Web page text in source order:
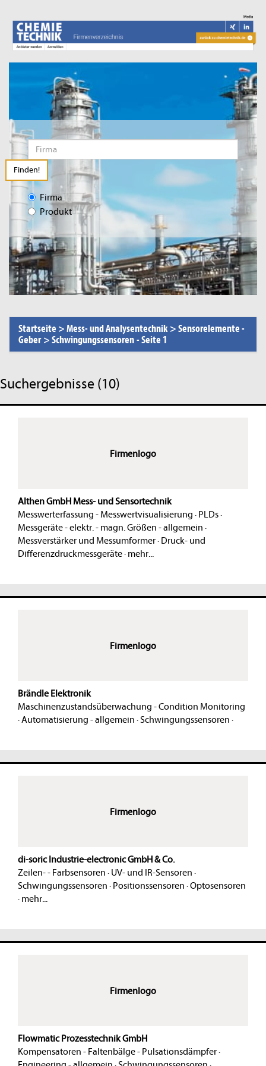
Finden!
Firma
Produkt
Startseite >Mess- und Analysentechnik >Sensorelemente -
Geber >Schwingungssensoren-Seite 1
Suchergebnisse (10)
Firmenlogo
Althen GmbH Mess- und Sensortechnik
Messwerterfassung - Messwertvisualisierung · PLDs·
Messgeräte - elektr. - magn. Größen - allgemein ·
Messverstärker und Messumformer· Druck- und
Differenzdruckmessgeräte· mehr...
Firmenlogo
Brändle Elektronik
Maschinenzustandsüberwachung - Condition Monitoring
·Automatisierung - allgemein · Schwingungssensoren ·
Firmenlogo
di-soric Industrie-electronic GmbH & Co.
Zeilen- - Farbsensoren · UV- und IR-Sensoren ·
Schwingungssensoren · Positionssensoren ·Optosensoren
· mehr...
Firmenlogo
Flowmatic Prozesstechnik GmbH
Kompensatoren - Faltenbälge - Pulsationsdämpfer·